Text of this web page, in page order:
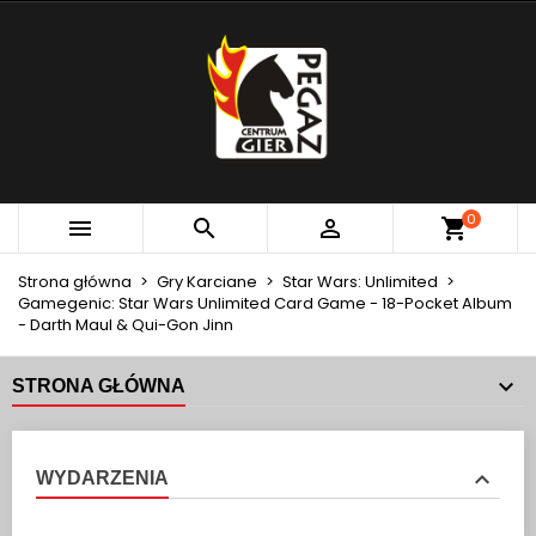
   0
Strona główna Gry Karciane
Star Wars: Unlimited
Gamegenic: Star Wars Unlimited Card Game - 18-Pocket Album
- Darth Maul & Qui-Gon Jinn
STRONA GŁÓWNA
WYDARZENIA
MOJE LISTY ŻYCZEŃ
Utwórz nową listę
UTWÓRZ LISTĘ ŻYCZEŃ
Utwórz listę życzeń
ZALOGUJ SIĘ
MUSISZ BYĆ ZALOGOWANY BY ZAPISAĆ PRODUKTY
NA SWOJEJ LIŚCIE ŻYCZEŃ.
Anuluj Zaloguj się